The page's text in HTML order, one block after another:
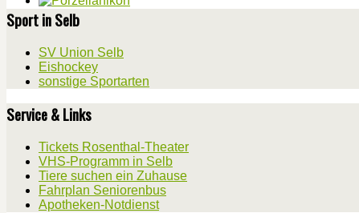
Sport in Selb
SV Union Selb
Eishockey
sonstige Sportarten
Service & Links
Tickets Rosenthal-Theater
VHS-Programm in Selb
Tiere suchen ein Zuhause
Fahrplan Seniorenbus
Apotheken-Notdienst